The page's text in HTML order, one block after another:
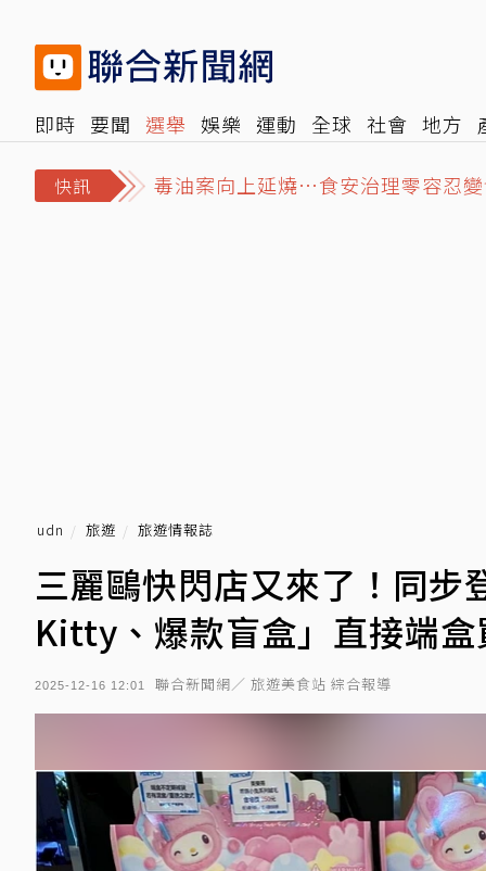
即時 要聞 選舉 娛樂 運動 全球 社會 地方
快訊
毒油案向上延燒⋯食安治理零容忍
3颱共存無共舞…「白海豚」明襲沖
udn 旅遊 旅遊情報誌
三麗鷗快閃店又來了！同步
Kitty、爆款盲盒」直接端盒
2025-12-16 12:01 聯合新聞網／ 旅遊美食站 綜合報導